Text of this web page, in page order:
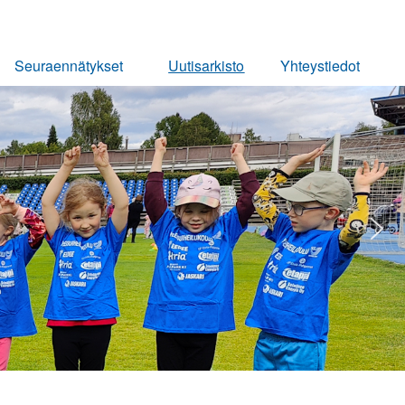
Seuraennätykset
Miehet
Naiset
Pojat
Tytöt
Uutisarkisto
Yhteystiedot
Ota yhteyttä